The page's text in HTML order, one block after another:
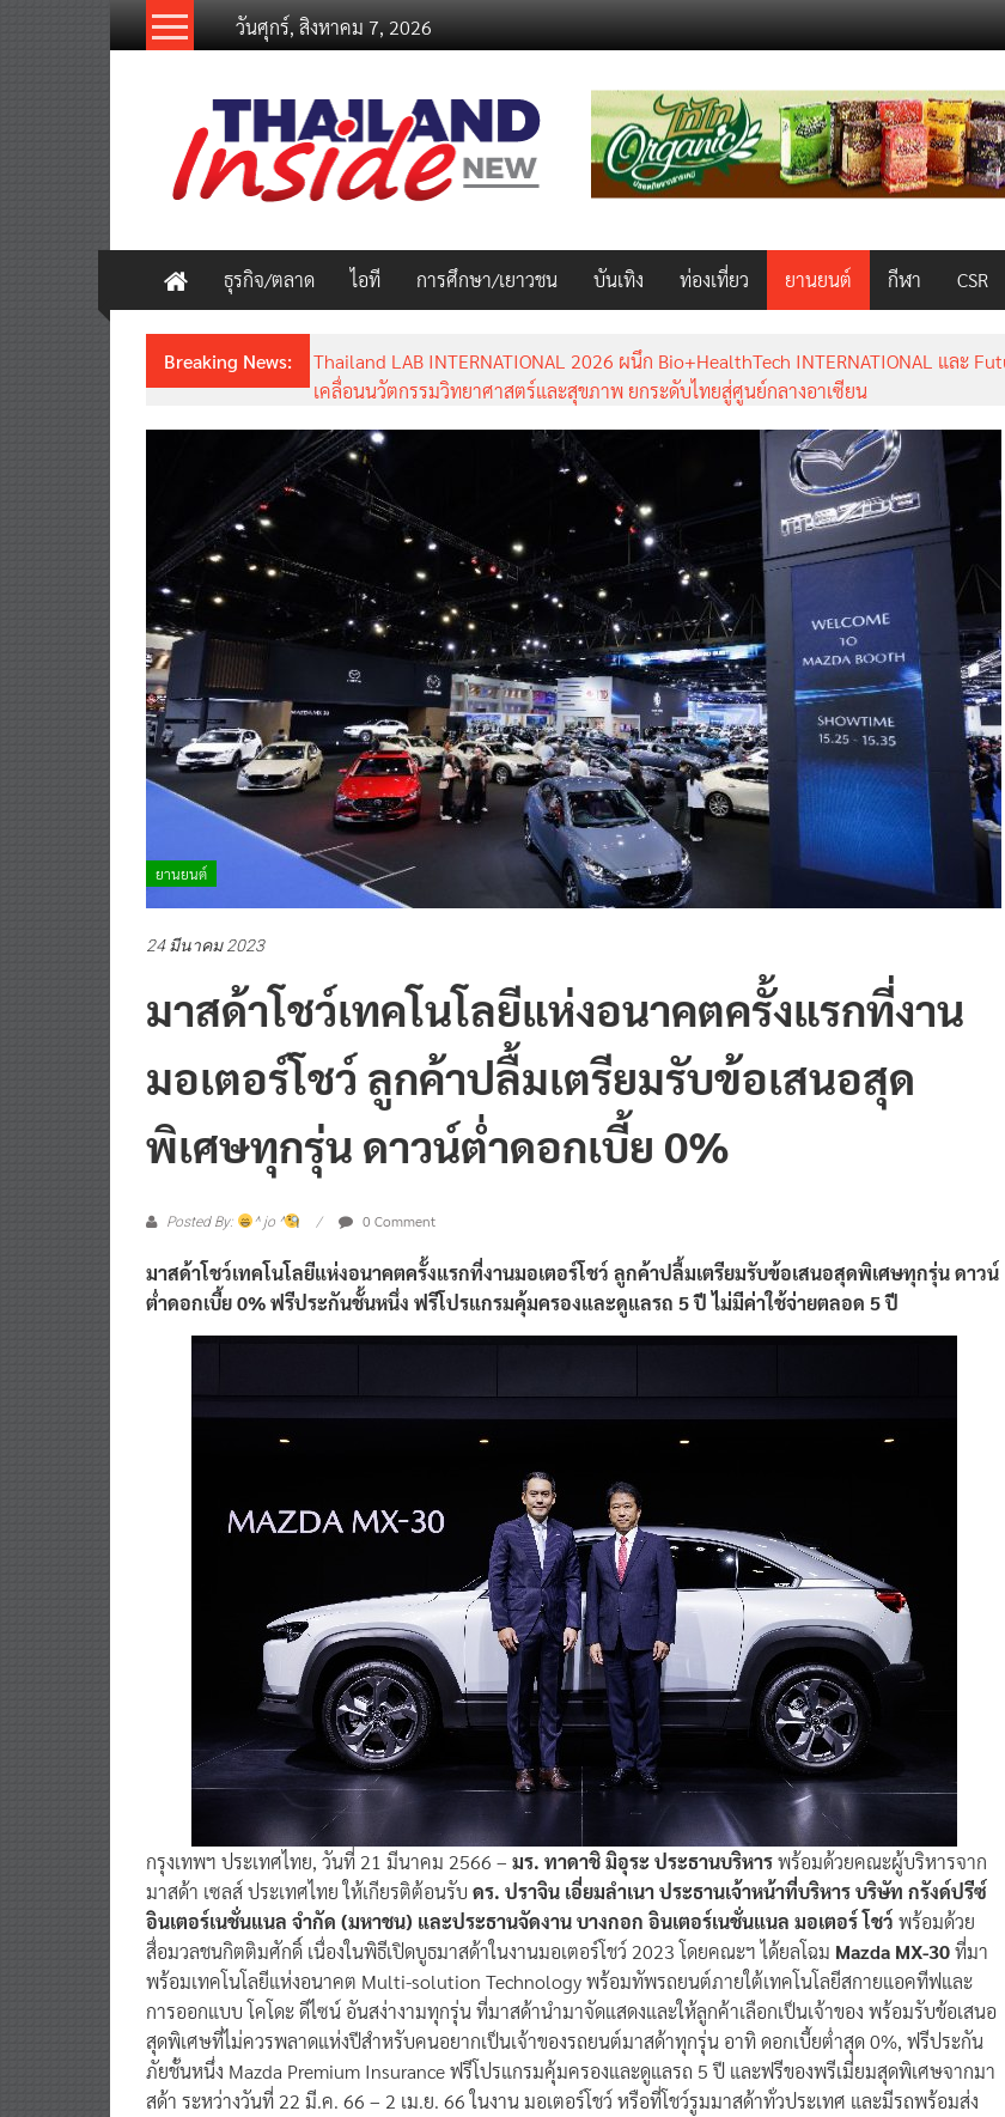
วันศุกร์, สิงหาคม 7, 2026
thailandinsidenew.com
Thailand
Inside
New
ธุรกิจ/ตลาด ไอที การศึกษา/เยาวชน บันเทิง ท่องเที่ยว ยานยนต์ กีฬา CSR
Breaking News:
Thailand LAB INTERNATIONAL 2026 ผนึก Bio+HealthTech INTERNATIONAL และ
เคลื่อนนวัตกรรมวิทยาศาสตร์และสุขภาพ ยกระดับไทยสู่ศูนย์กลางอาเซียน
ยานยนต์
24 มีนาคม 2023
มาสด้าโชว์เทคโนโลยีแห่งอนาคตครั้งแรกที่งาน
มอเตอร์โชว์ ลูกค้าปลื้มเตรียมรับข้อเสนอสุด
พิเศษทุกรุ่น ดาวน์ต่ำดอกเบี้ย 0%
Posted By: ^ jo ^ 0 Comment
มาสด้าโชว์เทคโนโลยีแห่งอนาคตครั้งแรกที่งานมอเตอร์โชว์ ลูกค้าปลื้มเตรียมรับข้อเสนอสุดพิเศษทุกรุ่น ดาวน์
ต่ำดอกเบี้ย 0% ฟรีประกันชั้นหนึ่ง ฟรีโปรแกรมคุ้มครองและดูแลรถ 5 ปี ไม่มีค่าใช้จ่ายตลอด 5 ปี
กรุงเทพฯ ประเทศไทย, วันที่ 21 มีนาคม 2566 – มร. ทาดาชิ มิอุระ ประธานบริหารพร้อมด้วยคณะผู้บริหารจาก
มาสด้า เซลส์ ประเทศไทย ให้เกียรติต้อนรับ ดร. ปราจิน เอี่ยมลำเนา ประธานเจ้าหน้าที่บริหาร บริษัท กรังด์ปรีซ์
อินเตอร์เนชั่นแนล จำกัด (มหาชน) และประธานจัดงาน บางกอก อินเตอร์เนชั่นแนล มอเตอร์ โชว์ พร้อมด้วย
สื่อมวลชนกิตติมศักดิ์ เนื่องในพิธีเปิดบูธมาสด้าในงานมอเตอร์โชว์ 2023 โดยคณะฯ ได้ยลโฉม Mazda MX-30ที่มา
พร้อมเทคโนโลยีแห่งอนาคต Multi-solution Technology พร้อมทัพรถยนต์ภายใต้เทคโนโลยีสกายแอคทีฟและ
การออกแบบ โคโดะ ดีไซน์ อันสง่างามทุกรุ่น ที่มาสด้านำมาจัดแสดงและให้ลูกค้าเลือกเป็นเจ้าของ พร้อมรับข้อเสนอ
สุดพิเศษที่ไม่ควรพลาดแห่งปีสำหรับคนอยากเป็นเจ้าของรถยนต์มาสด้าทุกรุ่น อาทิ ดอกเบี้ยต่ำสุด 0%, ฟรีประกัน
ภัยชั้นหนึ่ง Mazda Premium Insurance ฟรีโปรแกรมคุ้มครองและดูแลรถ 5 ปี และฟรีของพรีเมี่ยมสุดพิเศษจากมา
สด้า ระหว่างวันที่ 22 มี.ค. 66 – 2 เม.ย. 66 ในงาน มอเตอร์โชว์ หรือที่โชว์รูมมาสด้าทั่วประเทศ และมีรถพร้อมส่ง